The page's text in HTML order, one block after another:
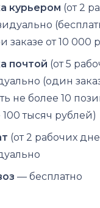
курьером (от 2
заказе от 10 000
почтой (от 5
(один
не более 10
тысяч рублей)
(от 2 рабочих
— бесплатно